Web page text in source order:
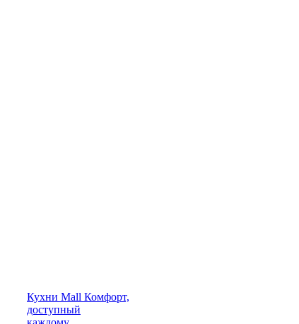
Кухни Mall Комфорт,
доступный